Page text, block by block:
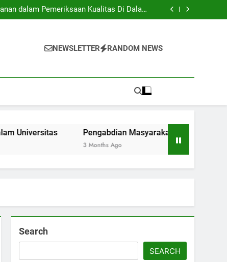
yang Baru Masuk?
dalam Pemeriksaan Kualitas Di Dalam
Universitas
Penghubung Antar Kampus serta
yang Baru Masuk?
dalam Pemeriksaan Kualitas Di Dalam
Penghubung Antar Kampus serta
NEWSLETTER RANDOM NEWS
Pengabdian Masyarakat: Jembatan
3 Months Ago
Search
SEARCH